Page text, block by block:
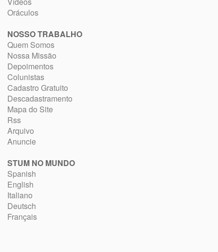
Oráculos
NOSSO TRABALHO
Quem Somos
Nossa Missão
Depoimentos
Colunistas
Cadastro Gratuito
Descadastramento
Mapa do Site
Rss
Arquivo
Anuncie
STUM NO MUNDO
Spanish
English
Italiano
Deutsch
Français